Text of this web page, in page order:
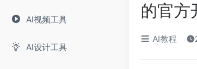
AI视频工具
AI设计工具
的官方
AI教程